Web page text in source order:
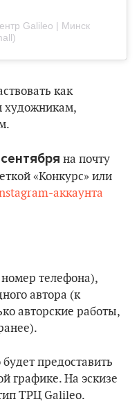
Galileo | Минск
как
на почту
«Конкурс» или
аккаунта
телефона),
автора (к
авторские работы,
предоставить
графике. На эскизе
ТРЦ Galileo.